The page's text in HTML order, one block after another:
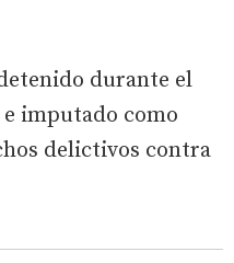
durante el
e imputado como
delictivos contra